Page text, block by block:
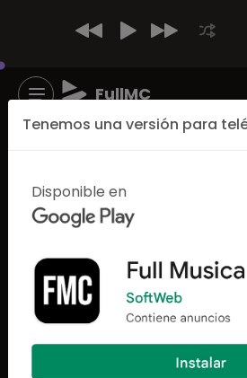
FullMC
Tenemos una versión para
Disponible en